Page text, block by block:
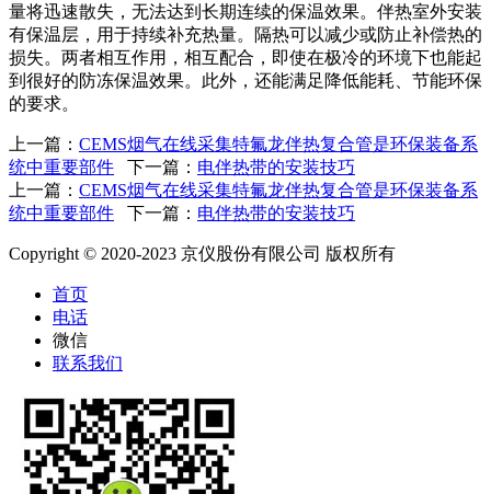
量将迅速散失，无法达到长期连续的保温效果。伴热室外安装
有保温层，用于持续补充热量。隔热可以减少或防止补偿热的
损失。两者相互作用，相互配合，即使在极冷的环境下也能起
到很好的防冻保温效果。此外，还能满足降低能耗、节能环保
的要求。
上一篇： CEMS烟气在线采集特氟龙伴热复合管是环保装备系
统中重要部件 下一篇： 电伴热带的安装技巧
上一篇： CEMS烟气在线采集特氟龙伴热复合管是环保装备系
统中重要部件 下一篇： 电伴热带的安装技巧
Copyright © 2020-2023 京仪股份有限公司 版权所有
首页
电话
微信
联系我们